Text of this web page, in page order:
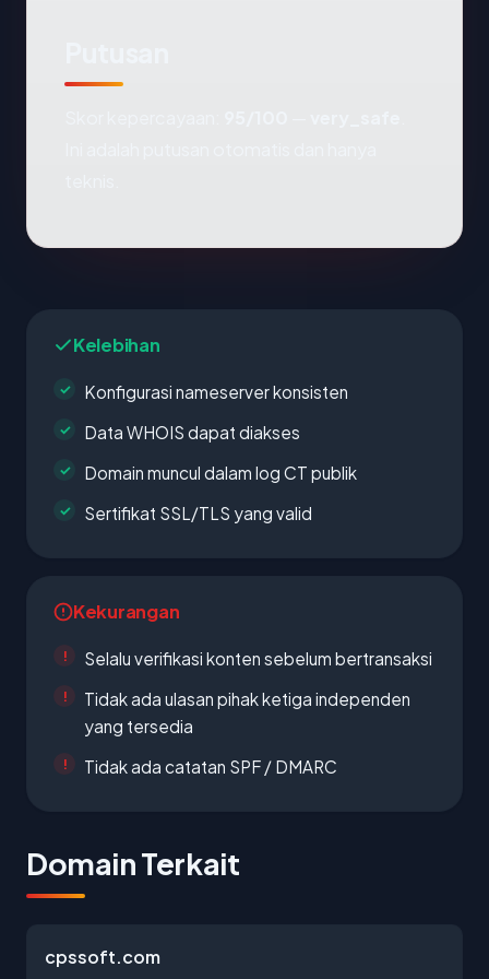
Kelebihan
Konfigurasi nameserver konsisten
Data WHOIS dapat diakses
Domain muncul dalam log CT publik
Sertifikat SSL/TLS yang valid
Kekurangan
Selalu verifikasi konten sebelum bertransaksi
Tidak ada ulasan pihak ketiga independen
yang tersedia
Tidak ada catatan SPF / DMARC
Domain Terkait
cpssoft.com